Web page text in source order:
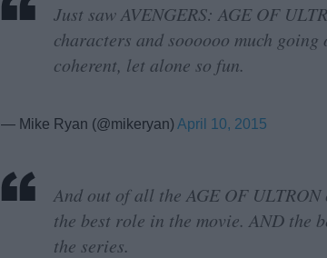
Just saw AVENGERS: AGE OF
characters and soooooo much
coherent, let alone so fun.
— Mike Ryan (@mikeryan) April 10, 2015
And out of all the AGE OF ULTRON
the best role in the movie. AND the
the series.